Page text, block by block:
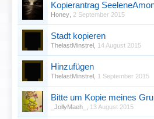
Kopierantrag
Honey 2 September 2015
Stadt kopieren
ThelastMinstrel 14 August 2015
Hinzufügen
ThelastMinstrel 1 September 2015
Bitte um Kopie meines
_JollyMaeh_ 13 August 2015